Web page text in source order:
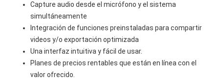
Capture audio desde el micrófono y el sistema
simultáneamente
Integración de funciones preinstaladas para compartir
videos y/o exportación optimizada
Una interfaz intuitiva y fácil de usar.
Planes de precios rentables que están en línea con el
valor ofrecido.